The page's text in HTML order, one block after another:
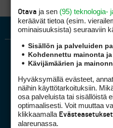
Golfpiste
Otava ja sen (95) teknologia-
keräävät tietoa (esim.
ominaisuuk­sista) seuraaviin
Sisällön ja palveluiden
Kohdennettu mainonta
Kävijämäärien ja
Hyväksymällä evästeet,
näihin käyttötarkoituksiin.
osa palveluista tai sisällöistä
optimaalisesti. Voit muuttaa
klikkaamalla Evästeasetukset
alareunassa.